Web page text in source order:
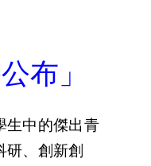
布 」
生中的傑出青
研、創新創